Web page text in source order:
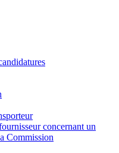
concernant un
Commission